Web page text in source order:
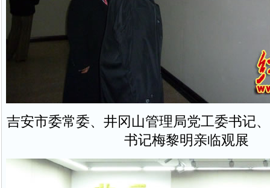
吉安市委常委、井冈山管理局党工委书记
书记梅黎明亲临观展